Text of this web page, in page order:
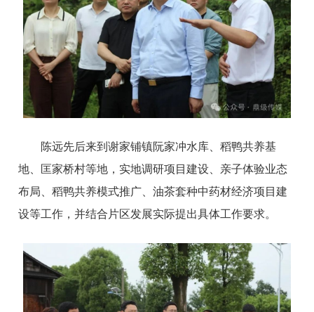
陈远先后来到谢家铺镇阮家冲水库、稻鸭共养基
地、匡家桥村等地，实地调研项目建设、亲子体验业态
布局、稻鸭共养模式推广、油茶套种中药材经济项目建
设等工作，并结合片区发展实际提出具体工作要求。